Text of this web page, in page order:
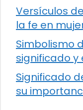
Versículos
la fe en
Simbolismo
significado y
Significado
su